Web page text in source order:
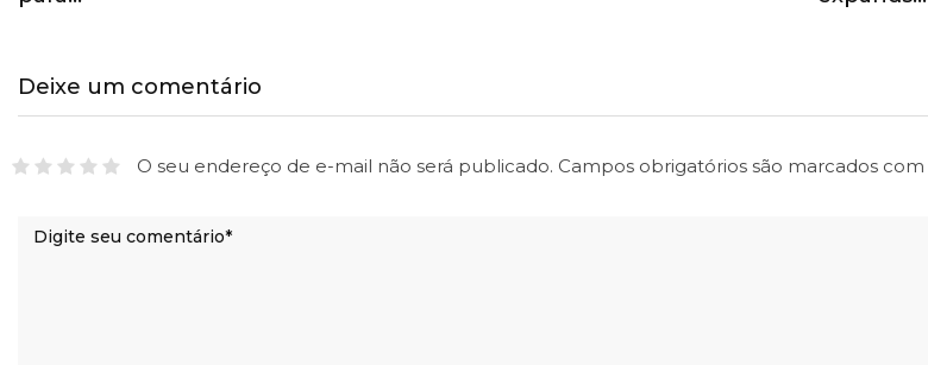
Deixe um comentário
O seu endereço de e-mail não será publicado. Campos obrigatórios são marcados com